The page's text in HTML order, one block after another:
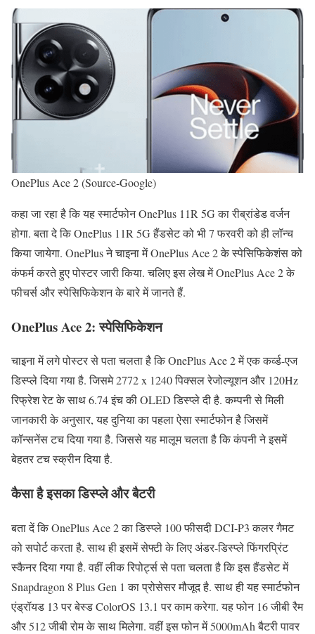
OnePlus Ace 2 (Source-Google)
कहा जा रहा है कि यह स्मार्टफोन OnePlus 11R 5G का रीब्रांडेड वर्जन
होगा. बता दे कि OnePlus 11R 5G हैंडसेट को भी 7 फरवरी को ही लॉन्च
किया जायेगा. OnePlus ने चाइना में OnePlus Ace 2 के स्पेसिफिकेशंस को
कंफर्म करते हुए पोस्टर जारी किया. चलिए इस लेख में OnePlus Ace 2 के
फीचर्स और स्पेसिफिकेशन के बारे में जानते हैं.
OnePlus Ace 2: स्पेसिफिकेशन
चाइना में लगे पोस्टर से पता चलता है कि OnePlus Ace 2 में एक कर्व्ड-एज
डिस्प्ले दिया गया है. जिसमे 2772 x 1240 पिक्सल रेजोल्यूशन और 120Hz
रिफ्रेश रेट के साथ 6.74 इंच की OLED डिस्प्ले दी है. कम्पनी से मिली
जानकारी के अनुसार, यह दुनिया का पहला ऐसा स्मार्टफोन है जिसमें
कॉन्सनेंस टच दिया गया है. जिससे यह मालूम चलता है कि कंपनी ने इसमें
बेहतर टच स्क्रीन दिया है.
कैसा है इसका डिस्प्ले और बैटरी
बता दें कि OnePlus Ace 2 का डिस्प्ले 100 फीसदी DCI-P3 कलर गैमट
को सपोर्ट करता है. साथ ही इसमें सेफ्टी के लिए अंडर-डिस्प्ले फिंगरप्रिंट
स्कैनर दिया गया है. वहीं लीक रिपोर्ट्स से पता चलता है कि इस हैंडसेट में
Snapdragon 8 Plus Gen 1 का प्रोसेसर मौजूद है. साथ ही यह स्मार्टफोन
एंड्रॉयड 13 पर बेस्ड ColorOS 13.1 पर काम करेगा. यह फोन 16 जीबी रैम
और 512 जीबी रोम के साथ मिलेगा. वहीं इस फोन में 5000mAh बैटरी पावर